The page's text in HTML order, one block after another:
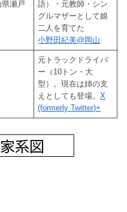
県瀬戸
語）・元教師・シン
グルマザーとして娘
二人を育てた
小野田紀美@岡山
元トラックドライバ
ー（10トン・大
型）。現在は姉の支
えとしても登場。X
(formerly Twitter)+